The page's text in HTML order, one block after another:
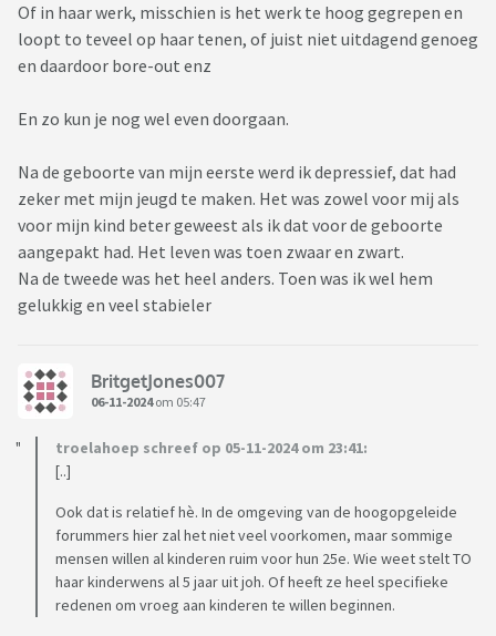
Of in haar werk, misschien is het werk te hoog gegrepen en
loopt to teveel op haar tenen, of juist niet uitdagend genoeg
en daardoor bore-out enz
En zo kun je nog wel even doorgaan.
Na de geboorte van mijn eerste werd ik depressief, dat had
zeker met mijn jeugd te maken. Het was zowel voor mij als
voor mijn kind beter geweest als ik dat voor de geboorte
aangepakt had. Het leven was toen zwaar en zwart.
Na de tweede was het heel anders. Toen was ik wel hem
gelukkig en veel stabieler
BritgetJones007
06-11-2024om 05:47
troelahoep schreef op 05-11-2024 om 23:41:
[..]
Ook dat is relatief hè. In de omgeving van de hoogopgeleide
forummers hier zal het niet veel voorkomen, maar sommige
mensen willen al kinderen ruim voor hun 25e. Wie weet stelt TO
haar kinderwens al 5 jaar uit joh. Of heeft ze heel specifieke
redenen om vroeg aan kinderen te willen beginnen.